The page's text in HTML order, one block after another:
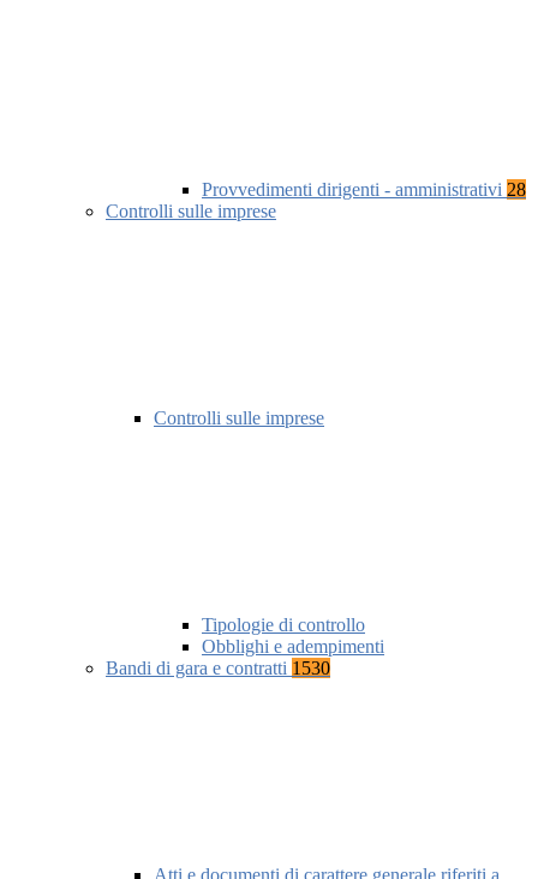
Provvedimenti dirigenti - amministrativi 28
Controlli sulle imprese
Controlli sulle imprese
Tipologie di controllo
Obblighi e adempimenti
Bandi di gara e contratti 1530